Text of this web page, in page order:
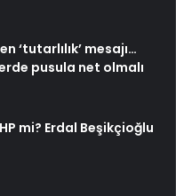
‘tutarlılık’ mesajı…
pusula net olmalı
mi? Erdal Beşikçioğlu